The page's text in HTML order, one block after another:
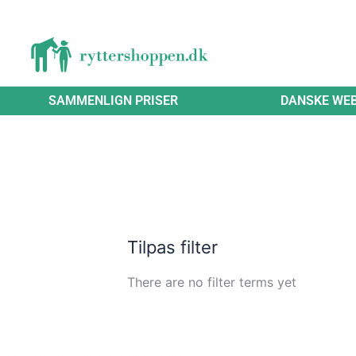
indholdet
SAMMENLIGN PRISER DANSKE
Tilpas filter
There are no filter terms yet